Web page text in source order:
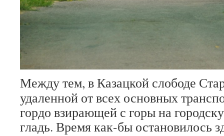
Между тем, в Казацкой слободе
удаленной от всех основных
гордо взирающей с горы на
гладь. Время как-бы остановилось